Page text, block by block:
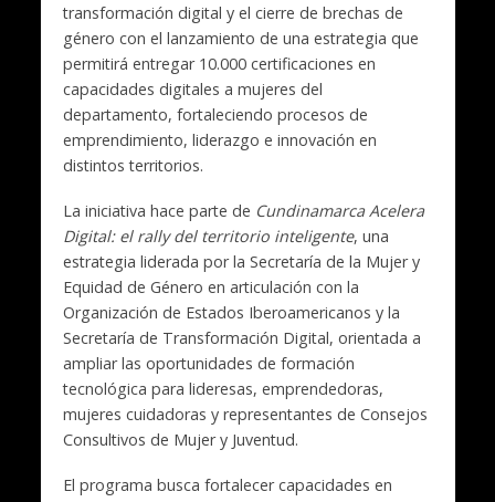
transformación digital y el cierre de brechas de
género con el lanzamiento de una estrategia que
permitirá entregar 10.000 certificaciones en
capacidades digitales a mujeres del
departamento, fortaleciendo procesos de
emprendimiento, liderazgo e innovación en
distintos territorios.
La iniciativa hace parte de Cundinamarca Acelera
Digital: el rally del territorio inteligente, una
estrategia liderada por la Secretaría de la Mujer y
Equidad de Género en articulación con la
Organización de Estados Iberoamericanos y la
Secretaría de Transformación Digital, orientada a
ampliar las oportunidades de formación
tecnológica para lideresas, emprendedoras,
mujeres cuidadoras y representantes de Consejos
Consultivos de Mujer y Juventud.
El programa busca fortalecer capacidades en